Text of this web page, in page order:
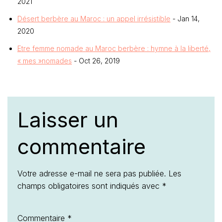
Désert berbère au Maroc : un appel irrésistible - Jan 14,
2020
Etre femme nomade au Maroc berbère : hymne à la liberté,
« mes »nomades - Oct 26, 2019
Laisser un
commentaire
Votre adresse e-mail ne sera pas publiée. Les
champs obligatoires sont indiqués avec *
Commentaire *